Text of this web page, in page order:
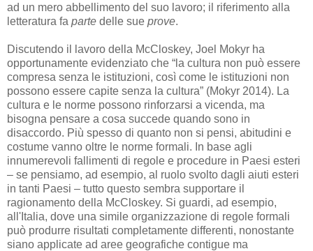
ad un mero abbellimento del suo lavoro; il riferimento alla
letteratura fa parte delle sue prove.
Discutendo il lavoro della McCloskey, Joel Mokyr ha
opportunamente evidenziato che “la cultura non può essere
compresa senza le istituzioni, così come le istituzioni non
possono essere capite senza la cultura” (Mokyr 2014). La
cultura e le norme possono rinforzarsi a vicenda, ma
bisogna pensare a cosa succede quando sono in
disaccordo. Più spesso di quanto non si pensi, abitudini e
costume vanno oltre le norme formali. In base agli
innumerevoli fallimenti di regole e procedure in Paesi esteri
– se pensiamo, ad esempio, al ruolo svolto dagli aiuti esteri
in tanti Paesi – tutto questo sembra supportare il
ragionamento della McCloskey. Si guardi, ad esempio,
all'Italia, dove una simile organizzazione di regole formali
può produrre risultati completamente differenti, nonostante
siano applicate ad aree geografiche contigue ma